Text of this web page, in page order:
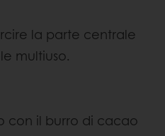
la parte centrale
multiuso.
con il burro di cacao